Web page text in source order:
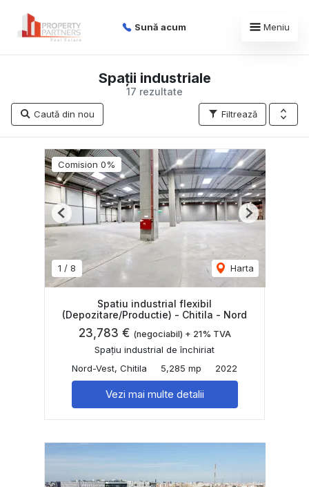
Sună acum Meniu
17 rezultate
Spații industriale
Filtrează
Caută din nou
Comision 0%
1 / 8 Harta
Previous Next
Spatiu industrial flexibil
(Depozitare/Productie) - Chitila - Nord
23,783 € (negociabil) + 21% TVA
Spațiu industrial de închiriat
Nord-Vest, Chitila
5,285 mp 2022
Vezi mai multe detalii